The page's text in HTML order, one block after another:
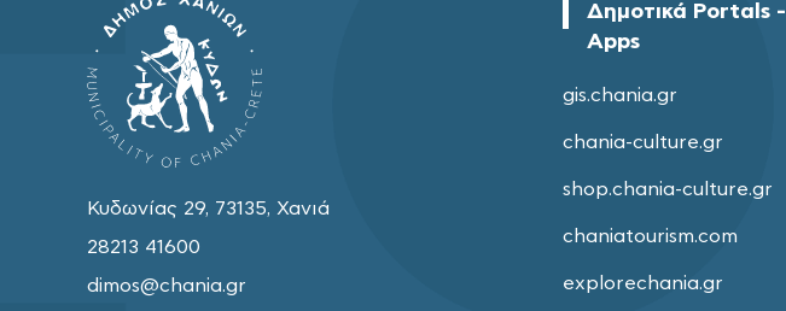
Κυδωνίας 29, 73135, Χανιά
28213 41600
dimos@chania.gr
Δημοτικά Portals -
Apps
gis.chania.gr
chania-culture.gr
shop.chania-culture.gr
chaniatourism.com
explorechania.gr